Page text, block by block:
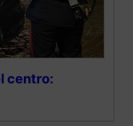
centro: